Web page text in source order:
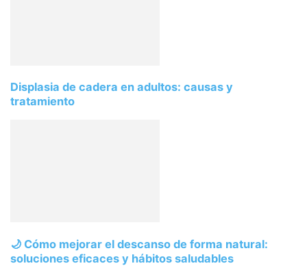
Displasia de cadera en adultos: causas y
tratamiento
🌙 Cómo mejorar el descanso de forma natural:
soluciones eficaces y hábitos saludables